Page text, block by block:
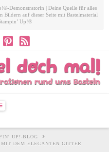
Demonstratorin | Deine Quelle für alles
auf dieser Seite mit Bastelmaterial
Up!®
Navigation
UP!-BLOG
DEM ELEGANTEN GITTER